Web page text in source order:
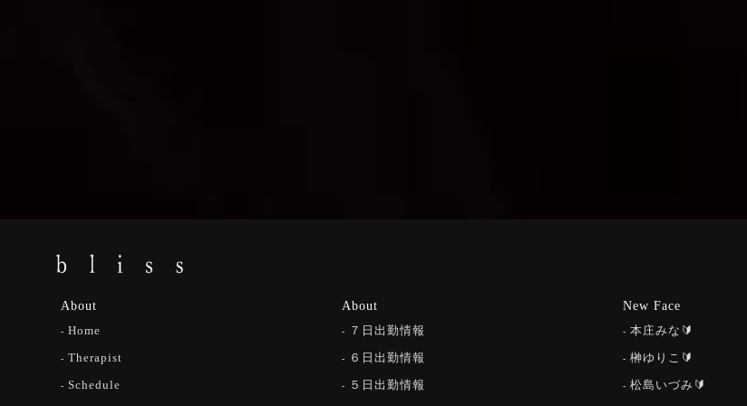
About
Home
Therapist
Schedule
About
７日出勤情報
６日出勤情報
５日出勤情報
New Face
本庄みな🔰
榊ゆりこ🔰
松島いづみ🔰